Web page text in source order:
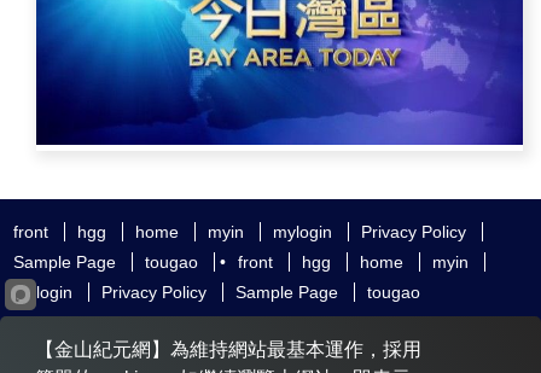
front hgg home myin mylogin
Privacy Policy
Sample Page
tougao • front hgg home
myin
mylogin
Privacy Policy Sample Page tougao
友好鏈接 追查國際 新唐人電視
神韻藝術團
【金山紀元網】為維持網站最基本運作，採用